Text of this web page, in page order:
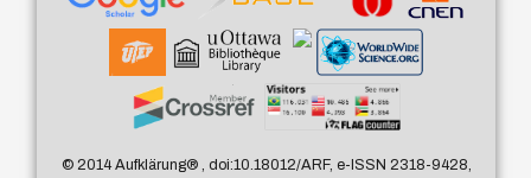
© 2014 Aufklärung®, doi:10.18012/ARF, e-ISSN 2318-9428,